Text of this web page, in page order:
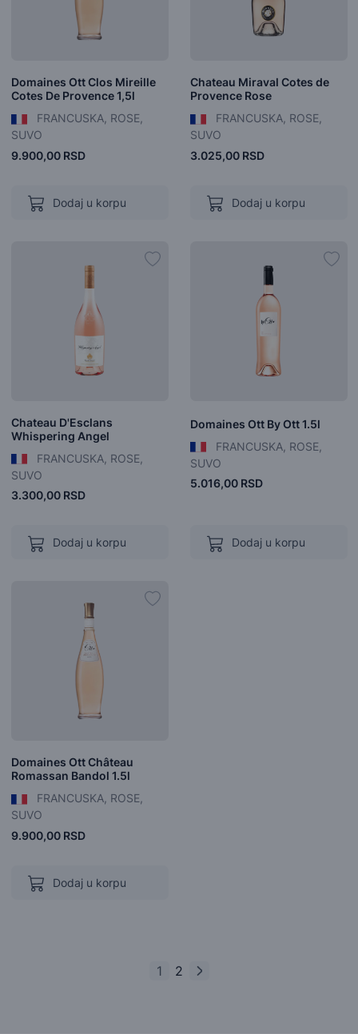
Domaines Ott Clos Mireille
Cotes De Provence 1,5l
FRANCUSKA, ROSE,
SUVO
9.900,00 RSD
Dodaj u korpu
Chateau Miraval Cotes de
Provence Rose
FRANCUSKA, ROSE,
SUVO
3.025,00 RSD
Dodaj u korpu
Chateau D'Esclans
Whispering Angel
FRANCUSKA, ROSE,
SUVO
3.300,00 RSD
Dodaj u korpu
Domaines Ott By Ott 1.5l
FRANCUSKA, ROSE,
SUVO
5.016,00 RSD
Dodaj u korpu
Domaines Ott Château
Romassan Bandol 1.5l
FRANCUSKA, ROSE,
SUVO
9.900,00 RSD
Dodaj u korpu
1 2